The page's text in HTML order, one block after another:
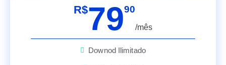
R$7990
/mês
Downod Ilimitado